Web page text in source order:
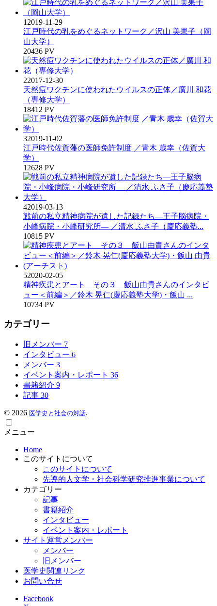
1 2019-11-29
江戸時代の乳をめぐるネットワーク／沢山 美果子（岡
山大学）
20436 PV
22017-12-30
天然痘ワクチンに使われたウイルスの正体／廣川 和花
（専修大学）
18412 PV
32019-11-02
江戸時代佐賀藩の医師免許制度 ／青木 歳幸（佐賀大
学）
12628 PV
42019-03-13
戦前の私立精神病院が遺した記録たち―王子脳病院・
小峰病院・小峰研究所― ／清水 ふさ子（慶応義塾...
10815 PV
52020-02-05
精神疾患とアート その３ 飯山由貴さんのインタビ
ュー＜前編＞／鈴木 晃仁(慶応義塾大学)・飯山 ...
10734 PV
カテゴリー
旧メンバー 7
インタビュー 6
メンバー 3
イベント案内・レポート 36
書籍紹介 9
記事 30
© 2026 医学史と社会の対話.
メニュー
Home
このサイトについて
このサイトについて
先導的人文学・社会科学研究推進事業について
カテゴリー
記事
書籍紹介
インタビュー
イベント案内・レポート
サイト運営メンバー
メンバー
旧メンバー
医学史関連リンク
お問い合せ
Facebook